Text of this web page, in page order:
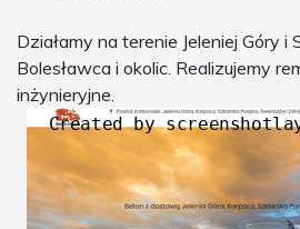
Działamy na terenie Jeleniej Góry i
Bolesławca i okolic. Realizujemy
inżynieryjne.